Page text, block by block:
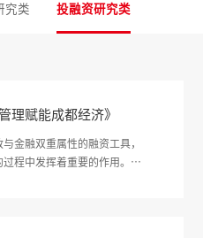
究类 投融资研究类
理赋能成都经济》
金融双重属性的融资工具，
程中发挥着重要的作用。但